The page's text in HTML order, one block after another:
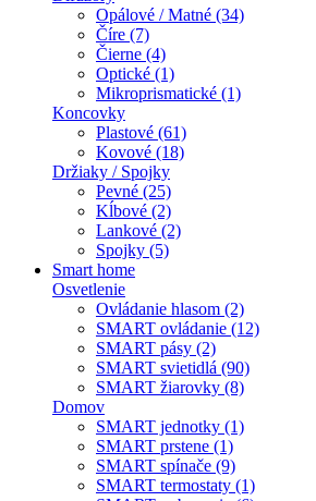
Opálové / Matné (34)
Číre (7)
Čierne (4)
Optické (1)
Mikroprismatické (1)
Koncovky
Plastové (61)
Kovové (18)
Držiaky / Spojky
Pevné (25)
Kĺbové (2)
Lankové (2)
Spojky (5)
Smart home
Osvetlenie
Ovládanie hlasom (2)
SMART ovládanie (12)
SMART pásy (2)
SMART svietidlá (90)
SMART žiarovky (8)
Domov
SMART jednotky (1)
SMART prstene (1)
SMART spínače (9)
SMART termostaty (1)